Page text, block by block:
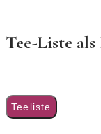
Tee-Liste
Teeliste